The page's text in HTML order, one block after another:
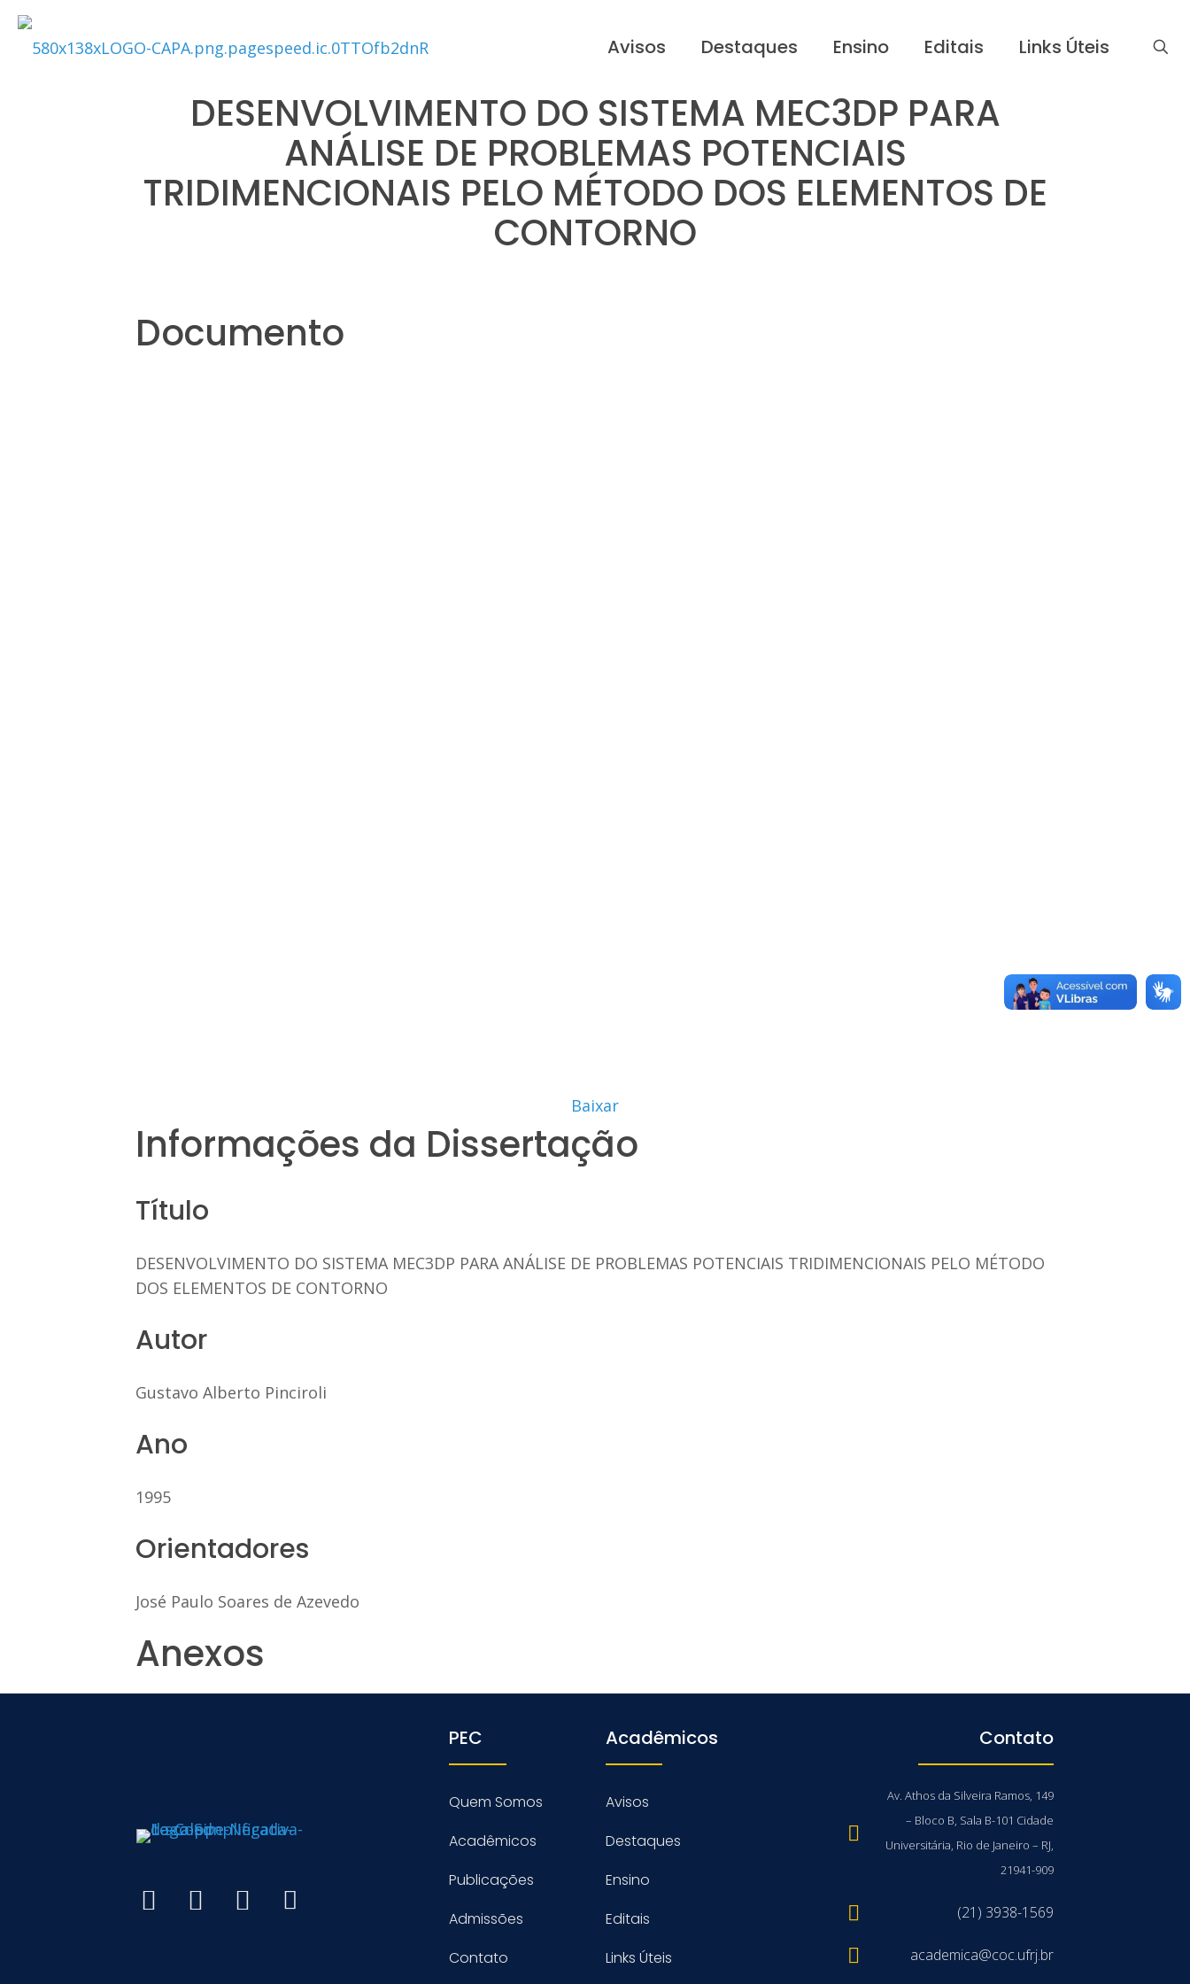
Avisos Destaques Ensino Editais Links Úteis
DESENVOLVIMENTO DO SISTEMA MEC3DP PARA
ANÁLISE DE PROBLEMAS POTENCIAIS
TRIDIMENCIONAIS PELO MÉTODO DOS ELEMENTOS DE
CONTORNO
Documento
Baixar
Informações da Dissertação
Título
DESENVOLVIMENTO DO SISTEMA MEC3DP PARA ANÁLISE DE PROBLEMAS POTENCIAIS TRIDIMENCIONAIS PELO MÉTODO
DOS ELEMENTOS DE CONTORNO
Autor
Gustavo Alberto Pinciroli
Ano
1995
Orientadores
José Paulo Soares de Azevedo
Anexos
PEC
Quem Somos
Acadêmicos
Publicações
Admissões
Contato
Acadêmicos
Avisos
Destaques
Ensino
Editais
Links Úteis
Contato
Av. Athos da Silveira Ramos, 149
– Bloco B, Sala B-101 Cidade
Universitária, Rio de Janeiro – RJ,
21941-909
(21) 3938-1569
academica@coc.ufrj.br